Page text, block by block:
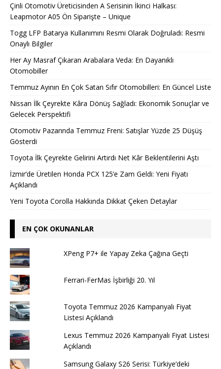
Çinli Otomotiv Üreticisinden A Serisinin İkinci Halkası:
Leapmotor A05 Ön Siparişte – Unique
Togg LFP Batarya Kullanımını Resmi Olarak Doğruladı: Resmi
Onaylı Bilgiler
Her Ay Masraf Çıkaran Arabalara Veda: En Dayanıklı
Otomobiller
Temmuz Ayının En Çok Satan Sıfır Otomobilleri: En Güncel Liste
Nissan İlk Çeyrekte Kâra Dönüş Sağladı: Ekonomik Sonuçlar ve
Gelecek Perspektifi
Otomotiv Pazarında Temmuz Freni: Satışlar Yüzde 25 Düşüş
Gösterdi
Toyota İlk Çeyrekte Gelirini Artırdı Net Kâr Beklentilerini Aştı
İzmir’de Üretilen Honda PCX 125’e Zam Geldi: Yeni Fiyatı
Açıklandı
Yeni Toyota Corolla Hakkında Dikkat Çeken Detaylar
EN ÇOK OKUNANLAR
XPeng P7+ ile Yapay Zeka Çağına Geçti
Ferrari-FerMas İşbirliği 20. Yıl
Toyota Temmuz 2026 Kampanyalı Fiyat
Listesi Açıklandı
Lexus Temmuz 2026 Kampanyalı Fiyat Listesi
Açıklandı
Samsung Galaxy S26 Serisi: Türkiye’deki